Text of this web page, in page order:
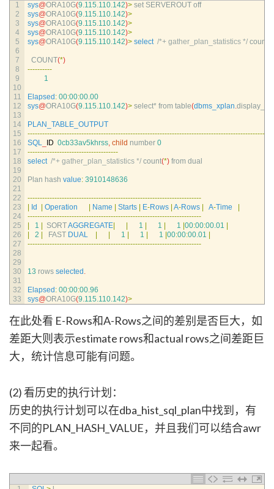
1
2
3
4
5
6
7
8
9
10
11
12
13
14
15
16
17
18
19
20
21
22
23
24
25
26
27
28
29
30
31
32
33
sys@ORA10G(9.115.110.142)> set SERVEROUT off
sys@ORA10G(9.115.110.142)>
sys@ORA10G(9.115.110.142)>
sys@ORA10G(9.115.110.142)>
sys@ORA10G(9.115.110.142)> select /*+ gather_plan_statistics */ count
COUNT(*)
----------
1
Elapsed : 00:00:00.00
sys@ORA10G(9.115.110.142)> select* from table(dbms_xplan.
PLAN_TABLE_OUTPUT
--------------------------------------------------------------------------------------------------
SQL
ID 0cb33av5khrss, child number 0
-------------------------------------
select /*+ gather_plan_statistics */ count(*) from dual
Plan hash value: 3910148636
-----------------------------------------------------------------------
Id Operation Name Starts E-Rows A-Rows A-Time
-----------------------------------------------------------------------
1 SORT AGGREGATE 1 1 1 00:00:00.01
2 FAST DUAL 1 1 1 00:00:00.01
-----------------------------------------------------------------------
13 rows selected .
Elapsed : 00:00:00.96
sys@ORA10G(9.115.110.142)>
在此处看 E-Rows和A-Rows之间的差别是否巨大，如
差距大则表示estimate rows和actual rows之间差距巨
大，统计信息可能有问题。
(2) 看历史的执行计划：
历史的执行计划可以在dba_hist_sql_plan中找到，有
不同的PLAN_HASH_VALUE，并且我们可以结合awr
来一起看。